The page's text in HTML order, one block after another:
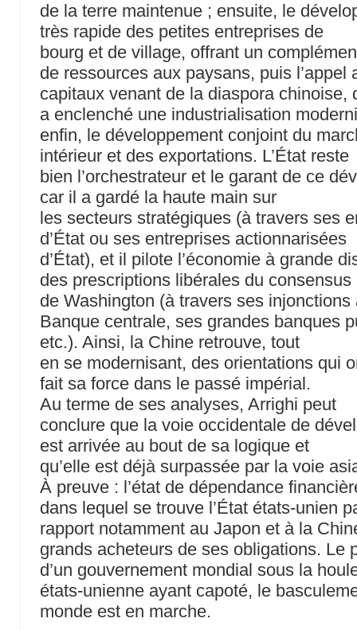
de la terre maintenue ; ensuite, le
très rapide des petites entreprises de
bourg et de village, offrant un
de ressources aux paysans, puis l’appel
capitaux venant de la diaspora chinoise,
a enclenché une industrialisation
enfin, le développement conjoint du
intérieur et des exportations. L’État reste
bien l’orchestrateur et le garant de ce
car il a gardé la haute main sur
les secteurs stratégiques (à travers ses
d’État ou ses entreprises actionnarisées
d’État), et il pilote l’économie à grande
des prescriptions libérales du consensus
de Washington (à travers ses injonctions
Banque centrale, ses grandes banques
etc.). Ainsi, la Chine retrouve, tout
en se modernisant, des orientations qui
fait sa force dans le passé impérial.
Au terme de ses analyses, Arrighi peut
conclure que la voie occidentale de
est arrivée au bout de sa logique et
qu’elle est déjà surpassée par la voie
À preuve : l’état de dépendance
dans lequel se trouve l’État états-unien
rapport notamment au Japon et à la
grands acheteurs de ses obligations. Le
d’un gouvernement mondial sous la
états-unienne ayant capoté, le
monde est en marche.